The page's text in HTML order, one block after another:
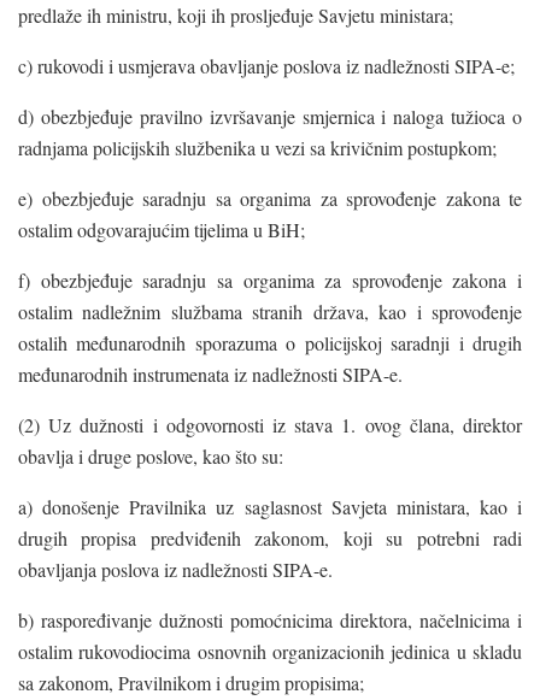
predlaže ih ministru, koji ih prosljeđuje Savjetu ministara;
c) rukovodi i usmjerava obavljanje poslova iz nadležnosti SIPA-e;
d) obezbjeđuje pravilno izvršavanje smjernica i naloga tužioca o
radnjama policijskih službenika u vezi sa krivičnim postupkom;
e) obezbjeđuje saradnju sa organima za sprovođenje zakona te
ostalim odgovarajućim tijelima u BiH;
f) obezbjeđuje saradnju sa organima za sprovođenje zakona i
ostalim nadležnim službama stranih država, kao i sprovođenje
ostalih međunarodnih sporazuma o policijskoj saradnji i drugih
međunarodnih instrumenata iz nadležnosti SIPA-e.
(2) Uz dužnosti i odgovornosti iz stava 1. ovog člana, direktor
obavlja i druge poslove, kao što su:
a) donošenje Pravilnika uz saglasnost Savjeta ministara, kao i
drugih propisa predviđenih zakonom, koji su potrebni radi
obavljanja poslova iz nadležnosti SIPA-e.
b) raspoređivanje dužnosti pomoćnicima direktora, načelnicima i
ostalim rukovodiocima osnovnih organizacionih jedinica u skladu
sa zakonom, Pravilnikom i drugim propisima;